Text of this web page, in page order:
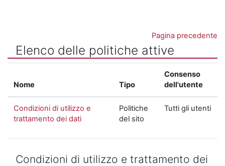
Pagina precedente
Elenco delle politiche attive
Nome Tipo
Consenso
dell'utente
Condizioni di utilizzo e
trattamento dei dati
Politiche
del sito
Tutti gli utenti
Condizioni di utilizzo e trattamento dei